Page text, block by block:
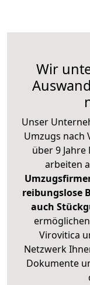
Wir
Unser
Umzugs nach
über 9
arbeiten
reibungslose
auch
Virovitica
Netzwerk
Dokumente